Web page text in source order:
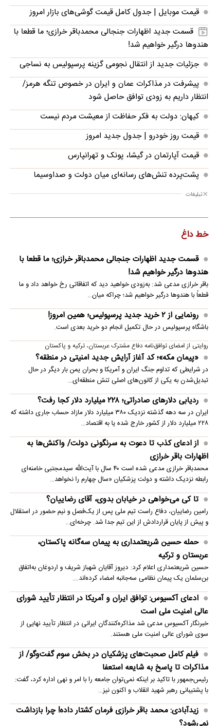
قیمت موبایل‌ | جدول کامل قیمت گوشی‌های بازار امروز
قسمت جدید اظهارات جنجالی محمدباقر خرازی؛ ما قطعا با
هندوها درگیر خواهیم شد!
جزئیات جدید از انتقال نجومی گزینه پرسپولیس به نساجی
پیشرفت در مذاکرات عمان و ایران در خصوص تنگه هرمز/
انتظار داریم به زودی توافق حاصل شود
کیهان: دولت به فکر حفاظت از معیشت مردم نیست
قیمت روز خودرو | جدول جدید امروز
قیمت آپارتمان در گیشا، پونک و تهرانپارس
پشت‌پرده تنش‌های رسانه‌ای میان دولت و صداوسیما
تبلیغات
خط داغ
قسمت جدید اظهارات جنجالی محمدباقر خرازی؛ ما قطعا با
هندوها درگیر خواهیم شد!
باقر خرازی مدعی شد: به‌زودی خواهید دید که اتفاقاتی رخ خواهد داد و ما
قطعاً با هندوها درگیر خواهیم شد؛ چراکه میان…
رونمایی از ۲ خرید جدید پرسپولیس؛ همین امروز!
باشگاه پرسپولیس در حال تکمیل انجام دو خرید بعدی است.
روایتی از امضای توافق‌نامه دفاع مشترک عربستان، ترکیه و پاکستان
«پیمان مکه»؛ کد آغاز آرایش جدید امنیتی در منطقه؟
در شرایطی که تداوم جنگ ایران و آمریکا و بحران یمن بار دیگر در حال
تبدیل‌شدن به یکی از کانون‌های اصلی تنش منطقه‌ای…
ردیابی دلارهای صادراتی؛ ۲۲۸ میلیارد دلار کجا رفت؟
ایران در سه دهه گذشته نزدیک ۳۸۰ میلیارد دلار مازاد حساب جاری داشته که
۲۲۸ میلیارد دلار از کشور خارج شده یا به اقتصاد…
از ادعای کذب تا دعوت به سرنگونی دولت/ واکنش‌ها به
اظهارات باقر خرازی‌
محمدباقر خرازی مدعی شده است ۴۰ سال با آیت‌الله سیدمجتبی خامنه‌ای
رابطه نزدیک داشته و دولت پزشکیان «سال چهارم را نخواهد…
تا کی می‌خواهی در خیابان بدوی، آقای رضاییان؟
رامین رضاییان، دفاع راست تیم ملی پس از یک‌فصل و نیم حضور در استقلال
و پیش از پایان قراردادش از این تیم جدا شد. چرخه‌ای…
حمله حسین شریعتمداری به پیمان سه‌گانه پاکستان،
عربستان و ترکیه
حسین شریعتمداری اعلام کرد: دیروز آقایان شهباز شریف و اردوغان به‌اتفاق
بن‌سلمان یک پیمان نظامی سه‌جانبه امضاء کرده‌اند.…
ادعای آکسیوس: توافق ایران و آمریکا در انتظار تأیید شورای
عالی امنیت ملی است
خبرنگار آکسیوس مدعی شد مذاکره‌کنندگان ایرانی در انتظار تأیید نهایی از
سوی شورای عالی امنیت ملی هستند.
فیلم کامل صحبت‌های پزشکیان در بخش سوم گفت‌وگو/ از
مذاکرات تا پاسخ به شایعه استعفا
رئیس‌جمهور با تاکید بر اینکه نمی‌توان جامعه را با امر و نهی اداره کرد، گفت:
با پشتیبانی رهبر شهید انقلاب و اکنون نیز…
زیدآبادی: محمد باقر خرازی فرمان کشتار داده! چرا بازداشت